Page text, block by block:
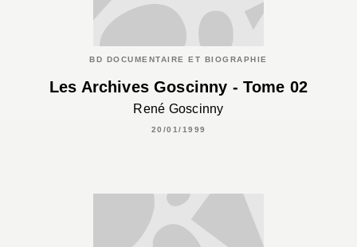
BD DOCUMENTAIRE ET BIOGRAPHIE
Les Archives Goscinny - Tome 02
René Goscinny
20/01/1999